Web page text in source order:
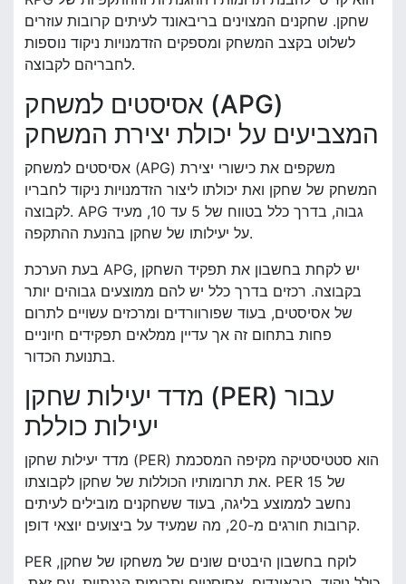
שחקן. שחקנים המצוינים בריבאונד לעיתים קרובות עוזרים
לשלוט בקצב המשחק ומספקים הזדמנויות ניקוד נוספות
לחבריהם לקבוצה.
אסיסטים למשחק (APG)
המצביעים על יכולת יצירת המשחק
אסיסטים למשחק (APG) משקפים את כישורי יצירת
המשחק של שחקן ואת יכולתו ליצור הזדמנויות ניקוד לחבריו
לקבוצה. APG גבוה, בדרך כלל בטווח של 5 עד 10, מעיד
על יעילותו של שחקן בהנעת ההתקפה.
בעת הערכת APG, יש לקחת בחשבון את תפקיד השחקן
בקבוצה. רכזים בדרך כלל יש להם ממוצעים גבוהים יותר
של אסיסטים, בעוד שפורוורדים ומרכזים עשויים לתרום
פחות בתחום זה אך עדיין ממלאים תפקידים חיוניים
בתנועת הכדור.
מדד יעילות שחקן (PER) עבור
יעילות כוללת
מדד יעילות שחקן (PER) הוא סטטיסטיקה מקיפה המסכמת
את תרומותיו הכוללות של שחקן לקבוצתו. PER של 15
נחשב לממוצע בליגה, בעוד ששחקנים מובילים לעיתים
קרובות חורגים מ-20, מה שמעיד על ביצועים יוצאי דופן.
PER לוקח בחשבון היבטים שונים של משחקו של שחקן,